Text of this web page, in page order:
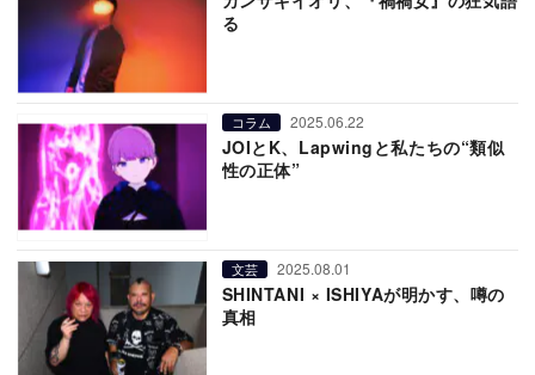
る
コラム 2025.06.22
JOIとK、Lapwingと私たちの“類似
性の正体”
文芸 2025.08.01
SHINTANI × ISHIYAが明かす、噂の
真相